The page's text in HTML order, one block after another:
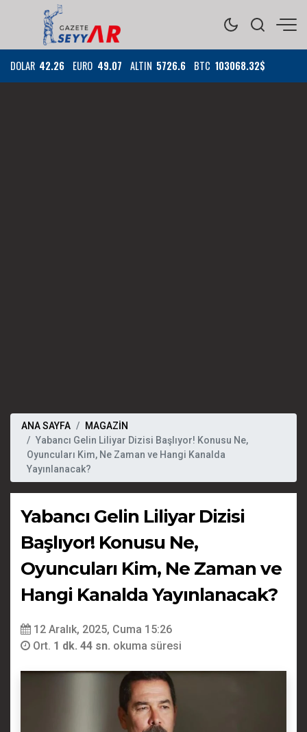
DOLAR 42.26 EURO 49.07 ALTIN 5726.6 BTC 103068.32$
ANA SAYFA
MAGAZİN
Yabancı Gelin Liliyar Dizisi Başlıyor! Konusu Ne,
Oyuncuları Kim, Ne Zaman ve Hangi Kanalda
Yayınlanacak?
Yabancı Gelin Liliyar Dizisi
Başlıyor! Konusu Ne,
Oyuncuları Kim, Ne Zaman ve
Hangi Kanalda Yayınlanacak?
12 Aralık, 2025, Cuma 15:26
Ort. 1 dk. 44 sn. okuma süresi